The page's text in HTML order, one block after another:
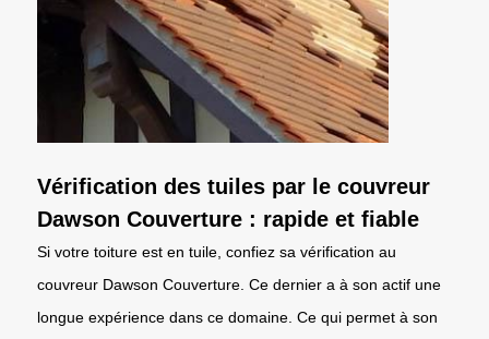
Vérification des tuiles par le couvreur
Dawson Couverture : rapide et fiable
Si votre toiture est en tuile, confiez sa vérification au
couvreur Dawson Couverture. Ce dernier a à son actif une
longue expérience dans ce domaine. Ce qui permet à son